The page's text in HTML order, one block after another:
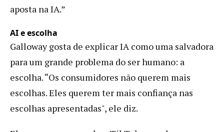
aposta na IA.”
AI e escolha
Galloway gosta de explicar IA como uma salvadora
para um grande problema do ser humano: a
escolha. “Os consumidores não querem mais
escolhas. Eles querem ter mais confiança nas
escolhas apresentadas", ele diz.